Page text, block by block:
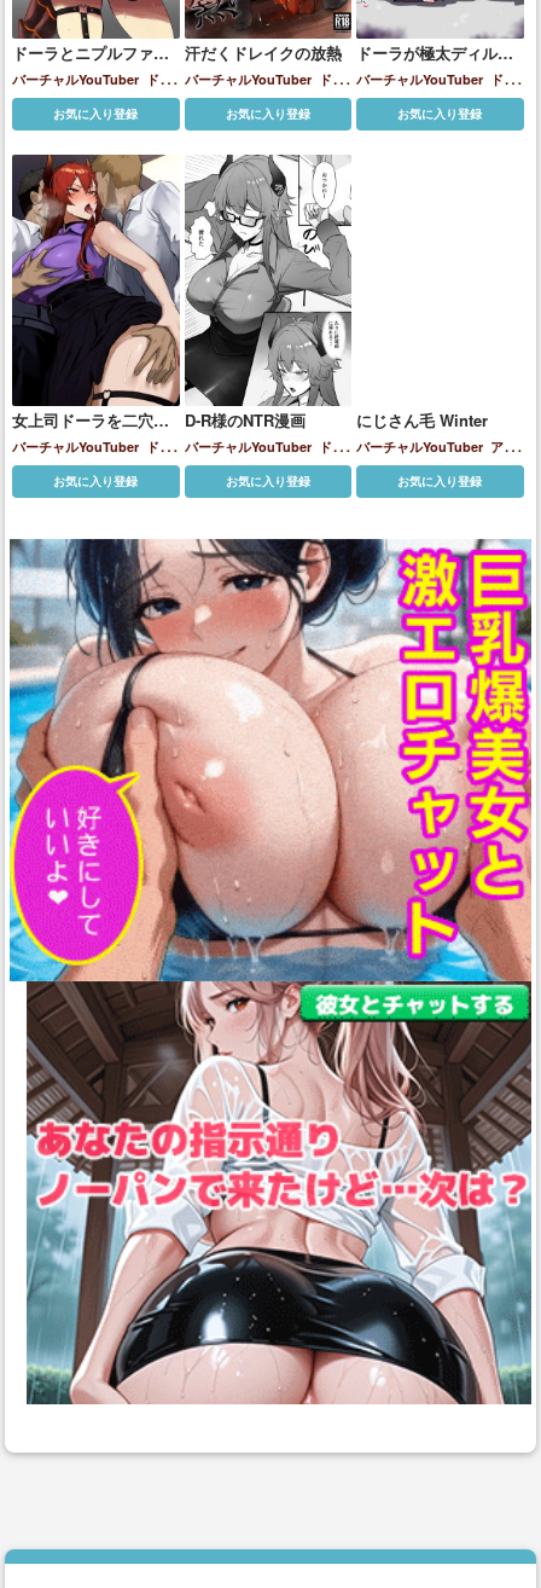
ドーラとニプルファッ
ク♡
バーチャルYouTuber
ドー
ラ(バーチャルYouTuber)
お気に入り登録
汗だくドレイクの放熱
バーチャルYouTuber
ドー
ラ(バーチャルYouTuber)
お気に入り登録
ドーラが極太ディルド
でオナニーする♡
バーチャルYouTuber
ドー
ラ(バーチャルYouTuber)
お気に入り登録
女上司ドーラを二穴ハ
メ♡
バーチャルYouTuber
ドー
ラ(バーチャルYouTuber)
お気に入り登録
D-R様のNTR漫画
バーチャルYouTuber
ドー
ラ(バーチャルYouTuber)
お気に入り登録
にじさん毛 Winter
バーチャルYouTuber アル
ス・アルマルアンジュ・カ
トリーナシスター・クレア
E・ルスタリオペトラグリ
ンヤン・ナリルイス・キャ
ミー北小路ヒスイ天ヶ瀬む
ゆ天宮こころ家長むぎ山神
カルタ 愛園愛美戌亥とこ
星
川サラ朝日南アカネ来栖夏
芽
東堂コハク桜凛月 椎名唯
華
物述有栖町田ちま竜胆
尊
葉加瀬冬雪鈴鹿詩子雨森
小夜
雪城眞尋鷹宮リオン
お気に入り登録